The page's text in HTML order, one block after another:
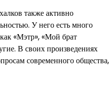
также активно
У него есть много
«Мэтр», «Мой брат
В своих произведениях
современного общества,